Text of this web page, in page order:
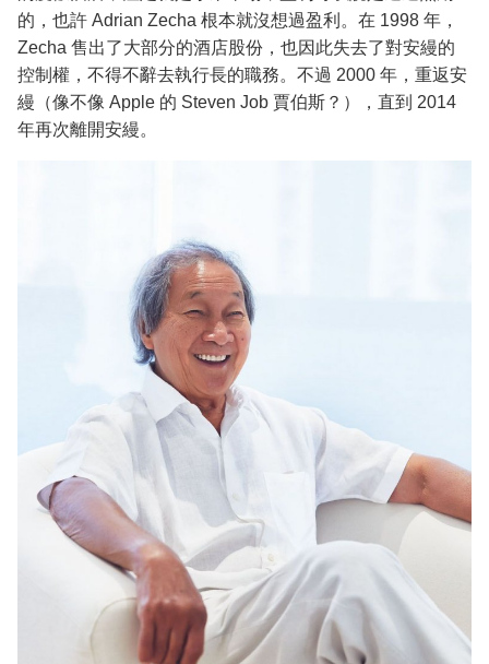
的，也許 Adrian Zecha 根本就沒想過盈利。在 1998 年，
Zecha 售出了大部分的酒店股份，也因此失去了對安縵的
控制權，不得不辭去執行長的職務。不過 2000 年，重返安
縵（像不像 Apple 的 Steven Job 賈伯斯？），直到 2014
年再次離開安縵。